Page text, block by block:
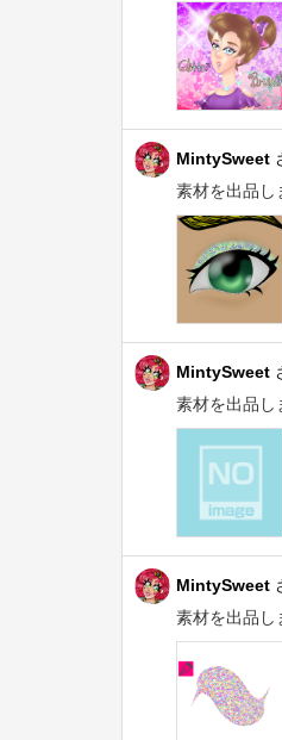
MintySweet
素材を出品し
MintySweet
素材を出品し
MintySweet
素材を出品し